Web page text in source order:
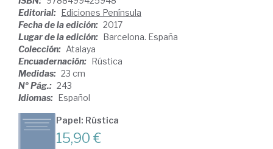
Editorial: Ediciones Península
Fecha de la edición: 2017
Lugar de la edición: Barcelona. España
Colección: Atalaya
Encuadernación: Rústica
Medidas: 23 cm
Nº Pág.: 243
Idiomas: Español
Papel: Rústica
15,90 €